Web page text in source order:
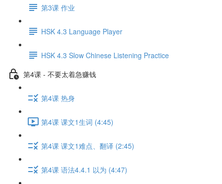
第3课 作业
HSK 4.3 Language Player
HSK 4.3 Slow Chinese Listening Practice
第4课 - 不要太着急赚钱
第4课 热身
第4课 课文1生词 (4:45)
第4课 课文1难点、翻译 (2:45)
第4课 语法4.4.1 以为 (4:47)